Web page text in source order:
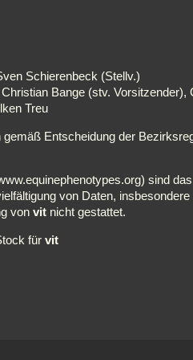
Schierenbeck (Stellv.)
Bange (stv.
Treu
Entscheidung der
sind
von Daten,
vonvit nicht gestattet.
fürvit